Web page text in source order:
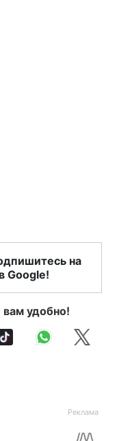
на
Google!
вам удобно!